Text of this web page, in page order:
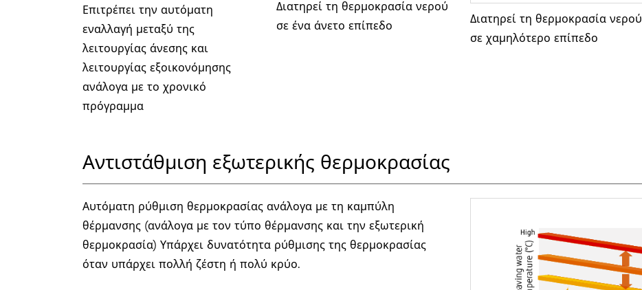
Επιτρέπει την αυτόματη
εναλλαγή μεταξύ της
λειτουργίας άνεσης και
λειτουργίας εξοικονόμησης
ανάλογα με το χρονικό
πρόγραμμα
Διατηρεί τη θερμοκρασία νερού
σε ένα άνετο επίπεδο
Διατηρεί τη θερμοκρασία νερού
σε χαμηλότερο επίπεδο
Αντιστάθμιση εξωτερικής θερμοκρασίας
Αυτόματη ρύθμιση θερμοκρασίας ανάλογα με τη καμπύλη
θέρμανσης (ανάλογα με τον τύπο θέρμανσης και την εξωτερική
θερμοκρασία) Υπάρχει δυνατότητα ρύθμισης της θερμοκρασίας
όταν υπάρχει πολλή ζέστη ή πολύ κρύο.